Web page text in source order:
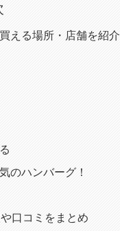
える場所・店舗を紹介
のハンバーグ！
口コミをまとめ